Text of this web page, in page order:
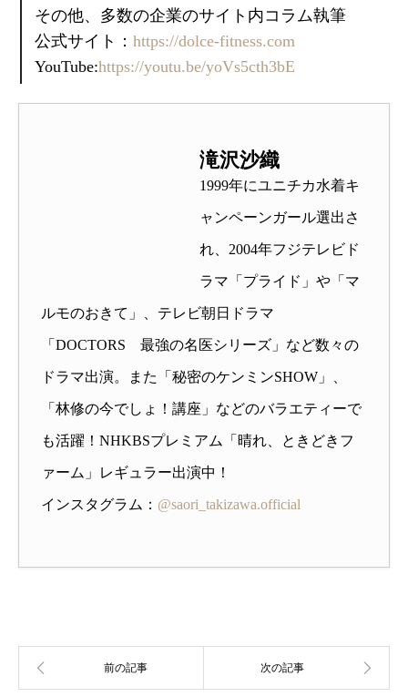
その他、多数の企業のサイト内コラム執筆
公式サイト：https://dolce-fitness.com
YouTube:https://youtu.be/yoVs5cth3bE
滝沢沙織
1999年にユニチカ水着キ
ャンペーンガール選出さ
れ、2004年フジテレビド
ラマ「プライド」や「マ
ルモのおきて」、テレビ朝日ドラマ
「DOCTORS 最強の名医シリーズ」など数々の
ドラマ出演。また「秘密のケンミンSHOW」、
「林修の今でしょ！講座」などのバラエティーで
も活躍！NHKBSプレミアム「晴れ、ときどきフ
ァーム」レギュラー出演中！
インスタグラム： @saori_takizawa.official